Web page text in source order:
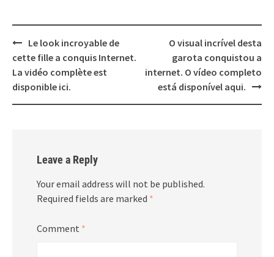
Post
navigation
Le look incroyable de
cette fille a conquis Internet.
La vidéo complète est
disponible ici.
O visual incrível desta
garota conquistou a
internet. O vídeo completo
está disponível aqui.
Leave a Reply
Your email address will not be published.
Required fields are marked *
Comment *